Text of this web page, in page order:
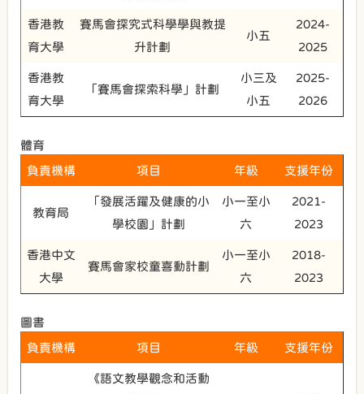
香港教
育大學
賽馬會探究式科學學與教提
升計劃
小五
2024-
2025
香港教
育大學
「賽馬會探索科學」計劃
小三及
小五
2025-
2026
體育
負責機構 項目 年級 支援年份
教育局
「發展活躍及健康的小
學校園」計劃
小一至小
六
2021-
2023
香港中文
大學
賽馬會家校童喜動計劃
小一至小
六
2018-
2023
圖書
負責機構 項目 年級 支援年份
《語文教學觀念和活動